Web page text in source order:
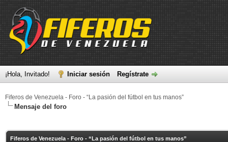
¡Hola, Invitado! Iniciar sesión Regístrate
Fiferos de Venezuela - Foro - “La pasión del fútbol en tus manos”
Mensaje del foro
Fiferos de Venezuela - Foro - “La pasión del fútbol en tus manos”